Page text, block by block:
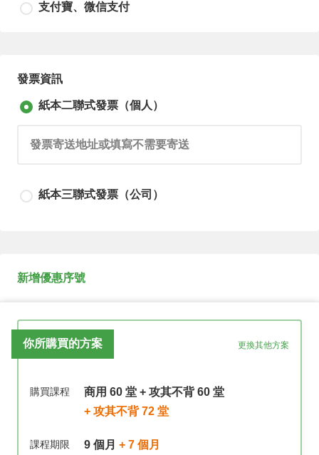
支付寶、微信支付
發票資訊
紙本二聯式發票（個人）
紙本三聯式發票（公司）
請輸入公司統編
新增優惠序號
你所購買的方案 更換其他方案
購買課程
商用 60 堂 + 攻其不背 60 堂
+ 攻其不背 72 堂
課程期限 9 個月 + 7 個月